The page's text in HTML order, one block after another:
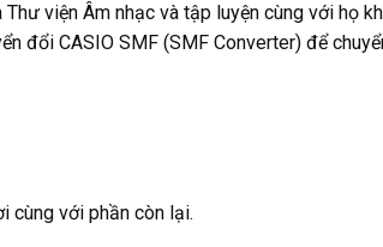
viện Âm nhạc và tập luyện cùng với họ
đổi CASIO SMF (SMF Converter) để
cùng với phần còn lại.